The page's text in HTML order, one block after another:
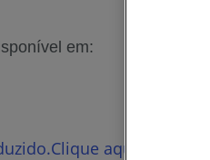
aqui para